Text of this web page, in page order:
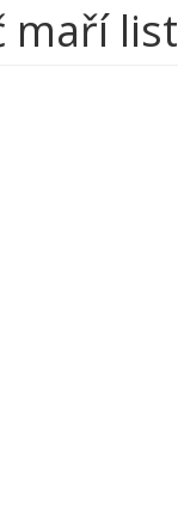
maří list